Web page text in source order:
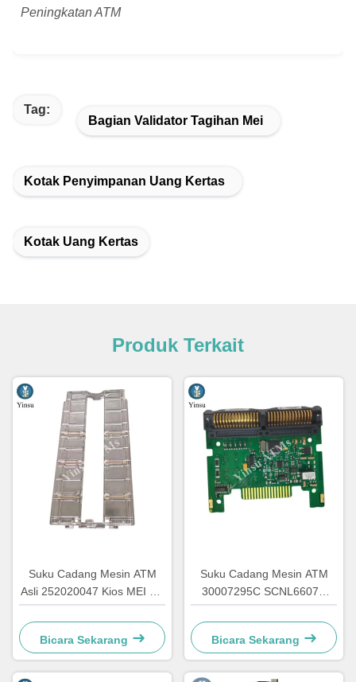
Peningkatan ATM
Tag:
Bagian Validator Tagihan Mei
Kotak Penyimpanan Uang Kertas
Kotak Uang Kertas
Produk Terkait
Suku Cadang Mesin ATM
Asli 252020047 Kios MEI SC
Advance Cover Validator
Uang Kertas Assy
252020047 untuk ATM SC
MEI
Bicara Sekarang
Suku Cadang Mesin ATM
30007295C SCNL6607R
RS232 Akseptor Tagihan
30007295C Papan Kontrol
Transmisi MEI SC untuk
Pengenal Uang Kertas MEI
Bicara Sekarang